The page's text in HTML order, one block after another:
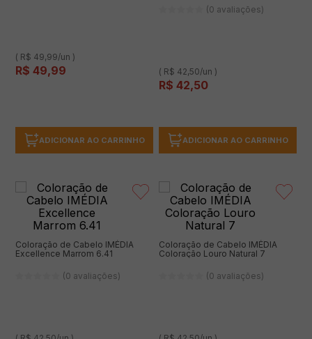
( R$ 49,99/un )
R$ 49,99
ADICIONAR AO CARRINHO
(0 avaliações)
( R$ 42,50/un )
R$ 42,50
ADICIONAR AO CARRINHO
Coloração de Cabelo IMÉDIA
Excellence Marrom 6.41
(0 avaliações)
Coloração de Cabelo IMÉDIA
Coloração Louro Natural 7
(0 avaliações)